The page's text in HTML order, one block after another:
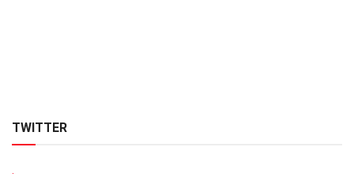
TWITTER